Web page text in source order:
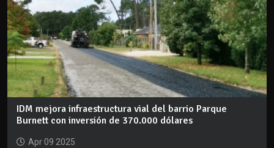
IDM mejora infraestructura vial del barrio Parque
Burnett con inversión de 370.000 dólares
Apr 09 2025